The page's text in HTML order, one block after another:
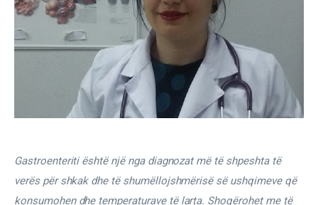
Hematologji
Intervista
Laborator dhe Radiologji
Mirëqenie
Nena dhe Femija
Okulistike
Gastroenteriti është një nga diagnozat më të shpeshta të
verës për shkak dhe të shumëllojshmërisë së ushqimeve që
konsumohen dhe temperaturave të larta. Shoqërohet me të